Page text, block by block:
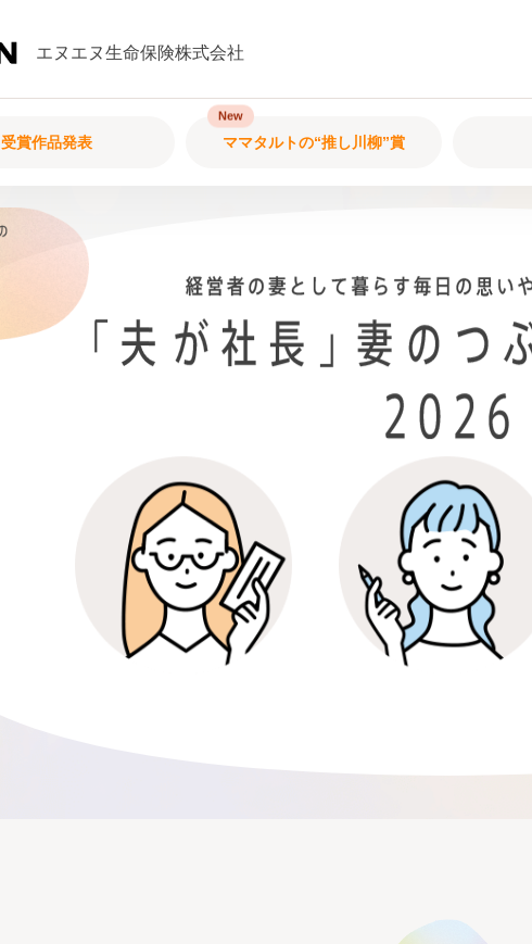
エヌエヌ生命保険株式会社
受賞作品発表 ママタルトの“推し川柳”賞